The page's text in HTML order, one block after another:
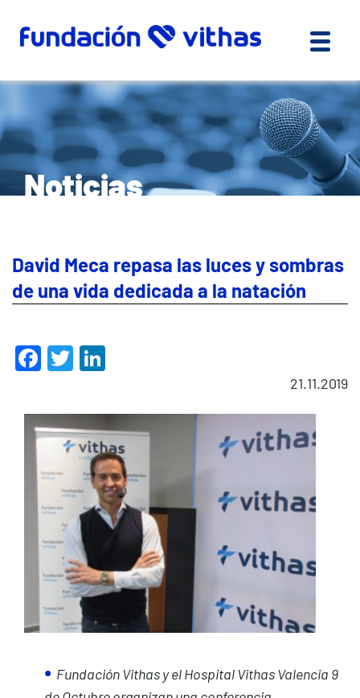
Noticias
David Meca repasa las luces y sombras
de una vida dedicada a la natación
Facebook
Twitter
21.11.2019
Fundación Vithas y el Hospital Vithas Valencia 9